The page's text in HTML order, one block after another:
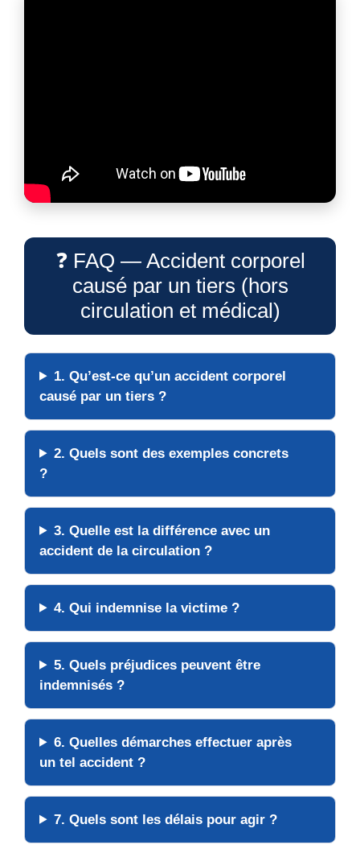
❓ FAQ — Accident corporel
causé par un tiers (hors
circulation et médical)
1. Qu’est-ce qu’un accident corporel
causé par un tiers ?
2. Quels sont des exemples concrets
?
3. Quelle est la différence avec un
accident de la circulation ?
4. Qui indemnise la victime ?
5. Quels préjudices peuvent être
indemnisés ?
6. Quelles démarches effectuer après
un tel accident ?
7. Quels sont les délais pour agir ?